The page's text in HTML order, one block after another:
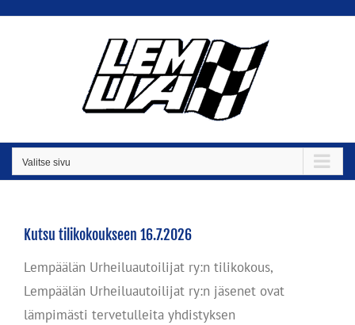
Valitse sivu
Kutsu tilikokoukseen 16.7.2026
Lempäälän Urheiluautoilijat ry:n tilikokous,
Lempäälän Urheiluautoilijat ry:n jäsenet ovat
lämpimästi tervetulleita yhdistyksen